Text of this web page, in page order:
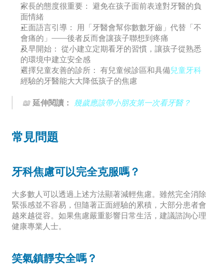
家長的態度很重要： 避免在孩子面前表達對牙醫的負
面情緒
正面語言引導：
用「牙醫會幫你數數牙齒」代替「不
會痛的」——後者反而會讓孩子聯想到疼痛
及早開始： 從小建立定期看牙的習慣，讓孩子從熟悉
的環境中建立安全感
選擇兒童友善的診所： 有兒童候診區和具備兒童牙科
經驗的牙醫能大大降低孩子的焦慮
📖 延伸閱讀： 幾歲應該帶小朋友第一次看牙醫？
常見問題
牙科焦慮可以完全克服嗎？
大多數人可以透過上述方法顯著減輕焦慮。雖然完全消除
緊張感並不容易，但隨著正面經驗的累積，大部分患者會
越來越從容。如果焦慮嚴重影響日常生活，建議諮詢心理
健康專業人士。
笑氣鎮靜安全嗎？